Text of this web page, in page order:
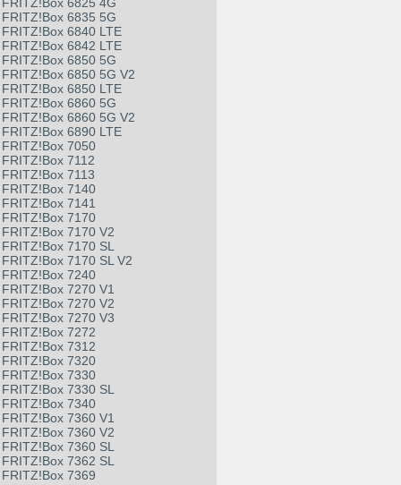
FRITZ!Box 6825 4G
FRITZ!Box 6835 5G
FRITZ!Box 6840 LTE
FRITZ!Box 6842 LTE
FRITZ!Box 6850 5G
FRITZ!Box 6850 5G V2
FRITZ!Box 6850 LTE
FRITZ!Box 6860 5G
FRITZ!Box 6860 5G V2
FRITZ!Box 6890 LTE
FRITZ!Box 7050
FRITZ!Box 7112
FRITZ!Box 7113
FRITZ!Box 7140
FRITZ!Box 7141
FRITZ!Box 7170
FRITZ!Box 7170 V2
FRITZ!Box 7170 SL
FRITZ!Box 7170 SL V2
FRITZ!Box 7240
FRITZ!Box 7270 V1
FRITZ!Box 7270 V2
FRITZ!Box 7270 V3
FRITZ!Box 7272
FRITZ!Box 7312
FRITZ!Box 7320
FRITZ!Box 7330
FRITZ!Box 7330 SL
FRITZ!Box 7340
FRITZ!Box 7360 V1
FRITZ!Box 7360 V2
FRITZ!Box 7360 SL
FRITZ!Box 7362 SL
FRITZ!Box 7369